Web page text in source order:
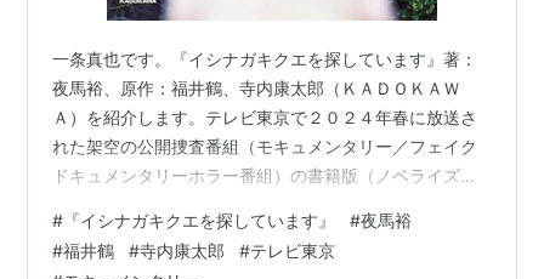
2010年10月 放送持ち株会社・
テレビ東京ホールディ
ングスを設立、同時に同社の傘下に入り現在に至る
2016年11月 東京都港区六本木に移転。
天王洲スタジオ
1999年12月、品川区の山手通りと旧海岸通りの角に
「天王洲スタジオ」を開設。「天王洲スタジオ」と名づ
けられては居るが、実際に局舎がある場所は「天王洲」
一条真也です。『イシナガキクエを探しています』著：
夜馬裕、原作：福井鶴、寺内康太郎（ＫＡＤＯＫＡＷ
Ａ）を紹介します。テレビ東京で２０２４年春に放送さ
れた架空の公開捜査番組（モキュメンタリー／フェイク
ドキュメンタリーホラー番組）の書籍版（ノベライズ）
す！ 本書の帯 本書の帯には、イシナガキクエとおぼしき
女性の写真が使われていますが、ぼやけているので顔は
# 『イシナガキクエを探しています』 #夜馬裕
#福井鶴 #寺内康太郎 #テレビ東京